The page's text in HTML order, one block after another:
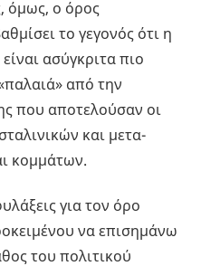
όμως, ο όρος
το γεγονός ότι η
ασύγκριτα πιο
από την
που αποτελούσαν οι
και μετα-
κομμάτων.
για τον όρο
να επισημάνω
του πολιτικού